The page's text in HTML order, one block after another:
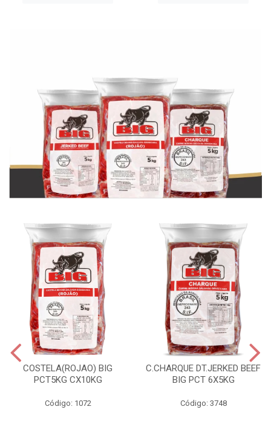
COSTELA(ROJAO) BIG
PCT5KG CX10KG
Código: 1072
C.CHARQUE DT.JERKED BEEF
BIG PCT 6X5KG
Código: 3748